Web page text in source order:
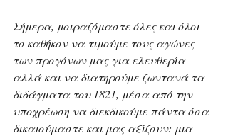
Σήμερα, μοιραζόμαστε όλες και όλοι
το καθήκον να τιμούμε τους αγώνες
των προγόνων μας για ελευθερία
αλλά και να διατηρούμε ζωντανά τα
διδάγματα του 1821, μέσα από την
υποχρέωση να διεκδικούμε πάντα όσα
δικαιούμαστε και μας αξίζουν: μια